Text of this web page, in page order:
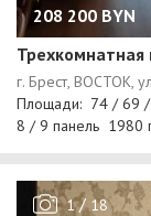
208 200 BYN
Трехкомнатная
1/18